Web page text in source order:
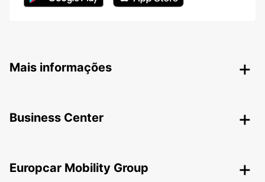
Mais informações
Business Center
Europcar Mobility Group